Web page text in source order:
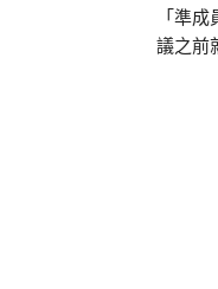
「準
議之前